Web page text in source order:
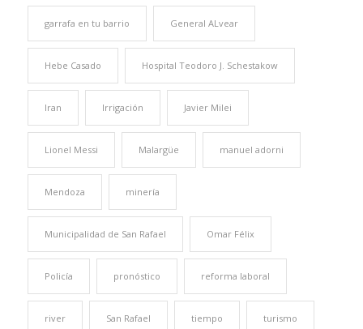
garrafa en tu barrio General ALvear
Hebe Casado Hospital Teodoro J. Schestakow
Iran Irrigación Javier Milei
Lionel Messi Malargüe manuel adorni
Mendoza minería
Municipalidad de San Rafael Omar Félix
Policía pronóstico reforma laboral
river San Rafael tiempo turismo